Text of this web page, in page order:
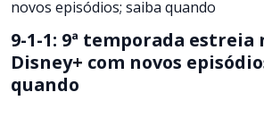
9-1-1: 9ª temporada estreia
Disney+ com novos
quando